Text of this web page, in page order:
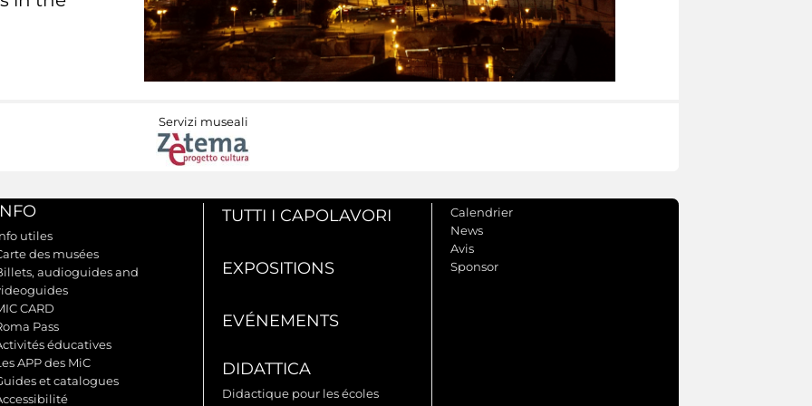
Servizi museali
utiles
des musées
audioguides and
CARD
Pass
éducatives
APP des MiC
et catalogues
TUTTI I CAPOLAVORI
EXPOSITIONS
EVÉNEMENTS
DIDATTICA
Didactique pour les écoles
Calendrier
News
Avis
Sponsor